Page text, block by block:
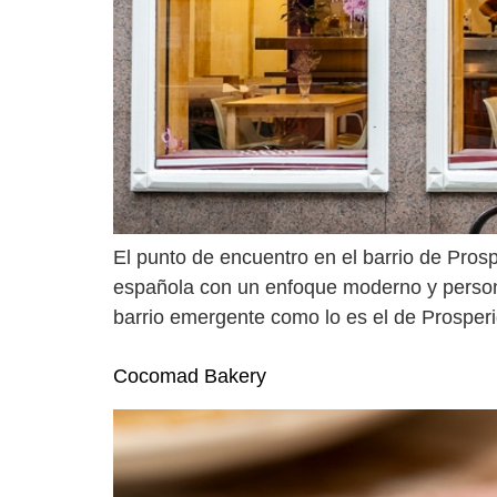
El punto de encuentro en el barrio de
española con un enfoque moderno y
barrio emergente como lo es el de
Cocomad Bakery